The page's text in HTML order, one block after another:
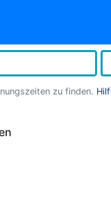
zu finden.